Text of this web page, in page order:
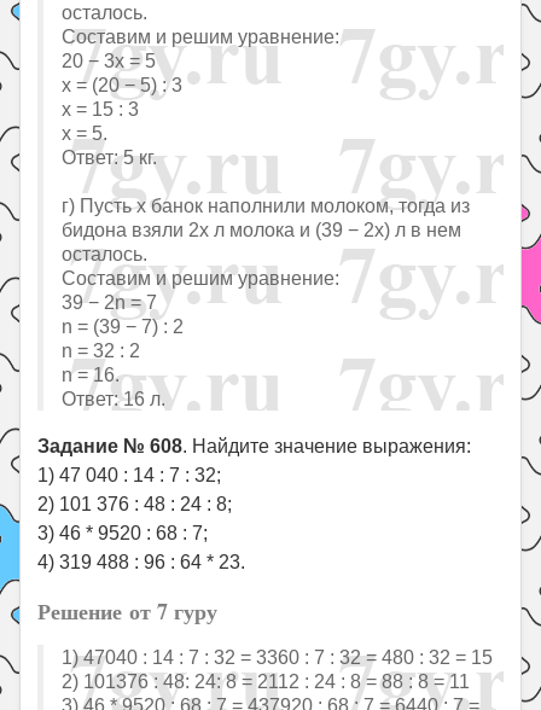
осталось.
Составим и решим уравнение:
20 − 3х = 5
х = (20 − 5) : 3
х = 15 : 3
х = 5.
Ответ: 5 кг.
г) Пусть х банок наполнили молоком, тогда из
бидона взяли 2х л молока и (39 − 2х) л в нем
осталось.
Составим и решим уравнение:
39 − 2n = 7
n = (39 − 7) : 2
n = 32 : 2
n = 16.
Ответ: 16 л.
Задание № 608. Найдите значение выражения:
1) 47 040 : 14 : 7 : 32;
2) 101 376 : 48 : 24 : 8;
3) 46 * 9520 : 68 : 7;
4) 319 488 : 96 : 64 * 23.
Решение от 7 гуру
1) 47040 : 14 : 7 : 32 = 3360 : 7 : 32 = 480 : 32 = 15
2) 101376 : 48: 24: 8 = 2112 : 24 : 8 = 88 : 8 = 11
3) 46 * 9520 : 68 : 7 = 437920 : 68 : 7 = 6440 : 7 =